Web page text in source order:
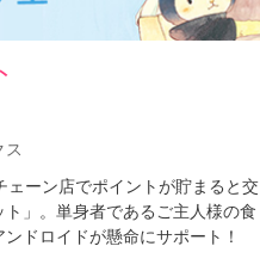
ス
ェーン店でポイントが貯まると交
」。単身者であるご主人様の食
ドロイドが懸命にサポート！